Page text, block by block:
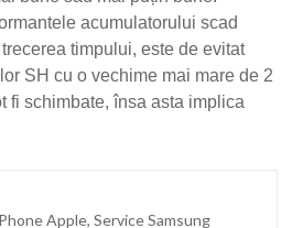
acumulatorului scad
timpului, este de evitat
SH cu o vechime mai mare de 2
fi schimbate, însa asta implica
Apple,Service Samsung